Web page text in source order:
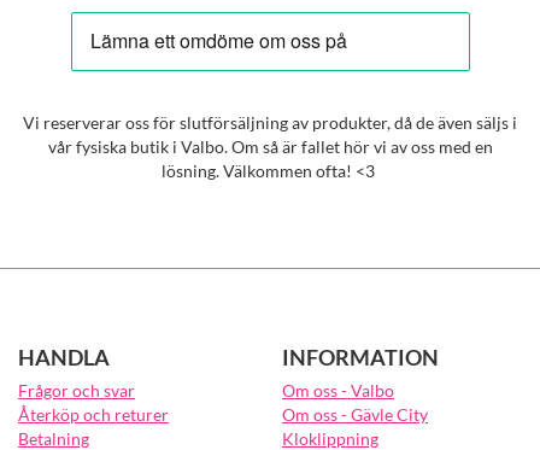
Vi reserverar oss för slutförsäljning av produkter, då de även säljs i
vår fysiska butik i Valbo. Om så är fallet hör vi av oss med en
lösning. Välkommen ofta! <3
HANDLA
Frågor och svar
Återköp och returer
Betalning
INFORMATION
Om oss - Valbo
Om oss - Gävle City
Kloklippning